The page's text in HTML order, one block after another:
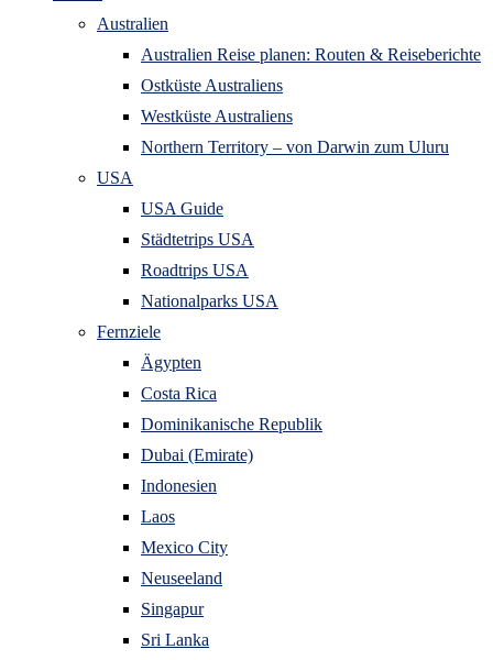
Australien
Australien Reise planen: Routen & Reiseberichte
Ostküste Australiens
Westküste Australiens
Northern Territory – von Darwin zum Uluru
USA
USA Guide
Städtetrips USA
Roadtrips USA
Nationalparks USA
Fernziele
Ägypten
Costa Rica
Dominikanische Republik
Dubai (Emirate)
Indonesien
Laos
Mexico City
Neuseeland
Singapur
Sri Lanka